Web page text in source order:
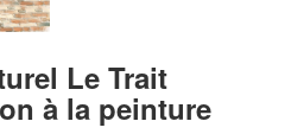
Le Trait
à la peinture